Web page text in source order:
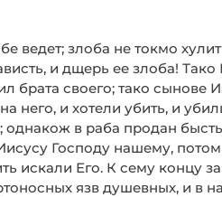
ведет; злоба не токмо
и дщерь ее злоба! Тако
брата своего; тако сынове
него, и хотели убить, и
однакож в раба продан
Господу нашему,
искали Его. К сему концу
язв душевных, и в